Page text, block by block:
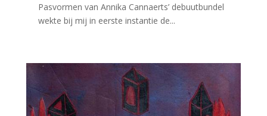
Pasvormen van Annika Cannaerts’ debuutbundel
wekte bij mij in eerste instantie de...